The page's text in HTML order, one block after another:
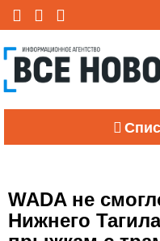
WADA не
Нижнего